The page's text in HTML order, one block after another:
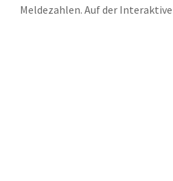
Meldezahlen. Auf der